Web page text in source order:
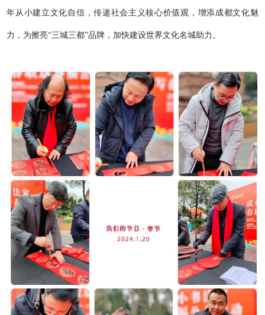
年从小建立文化自信，传递社会主义核心价值观，增添成都文化魅
力，为擦亮“三城三都”品牌，加快建设世界文化名城助力。